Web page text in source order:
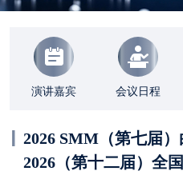
演讲嘉宾 会议日程
2026 SMM（第七届
2026（第十二届）全